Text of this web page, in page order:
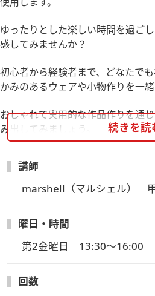
ゆったりとした楽しい時間を過ご
感してみませんか？
初心者から経験者まで、どなたで
かみのあるウェアや小物作りを一緒
おしゃれで実用的な作品作りを通
み出してみましょう。
新入生は著書『あったかウェアと
２２ページ掲載の作品をアレンジ
す。
続きを読
講師
marshell（マルシェル）　
曜日・時間
第2金曜日　13:30～16:00
回数